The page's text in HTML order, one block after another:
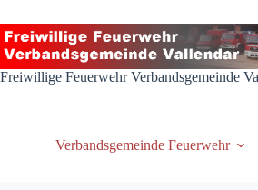
Inhalt
springen
Freiwillige Feuerwehr Verbandsgemeinde
Verbandsgemeinde Feuerwehr